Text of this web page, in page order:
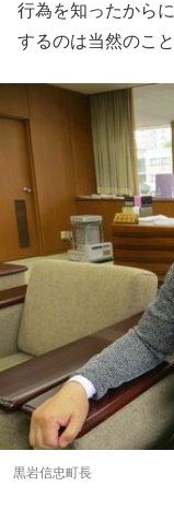
行為を知ったから
するのは当然のこと
黒岩信忠町長